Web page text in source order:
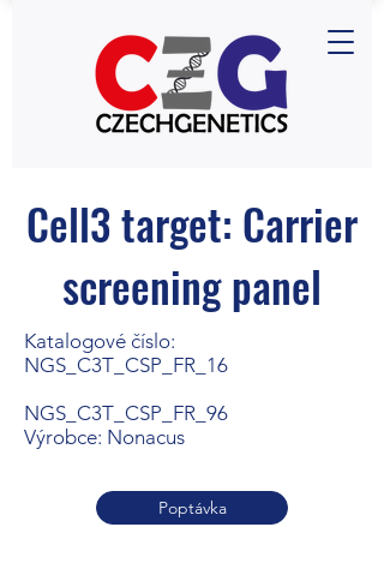
Cell3 target: Carrier
screening panel
Katalogové číslo:
NGS_C3T_CSP_FR_16
NGS_C3T_CSP_FR_96
Výrobce: Nonacus
Poptávka